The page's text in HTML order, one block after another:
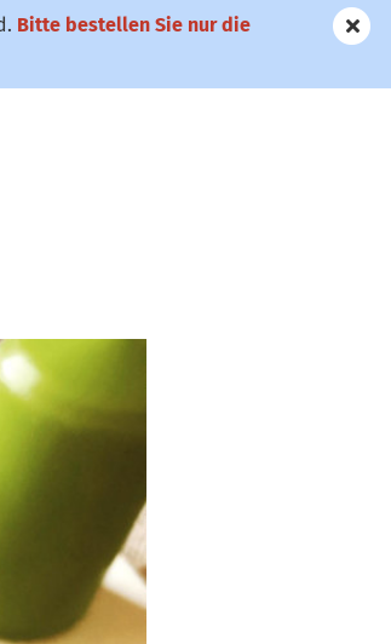
Bitte bestellen Sie nur die